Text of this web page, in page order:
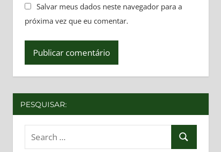
Salvar meus dados neste navegador para a
próxima vez que eu comentar.
PESQUISAR:
Search